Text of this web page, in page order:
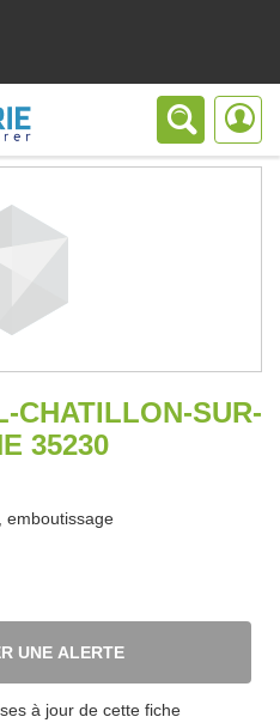
CHATILLON-SUR-
35230
emboutissage
UNE ALERTE
à jour de cette fiche